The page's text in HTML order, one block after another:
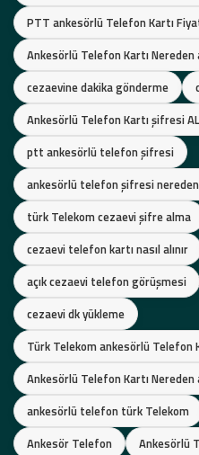
PTT ankesörlü Telefon Kartı
Ankesörlü Telefon Kartı
cezaevine dakika gönderme
Ankesörlü Telefon Kartı şifresi
ptt ankesörlü telefon şifresi
ankesörlü telefon şifresi nereden
türk Telekom cezaevi şifre alma
cezaevi telefon kartı nasıl alınır
açık cezaevi telefon görüşmesi
cezaevi dk yükleme
Türk Telekom ankesörlü Telefon
Ankesörlü Telefon Kartı
ankesörlü telefon türk Telekom
Ankesör Telefon
Ankesörlü